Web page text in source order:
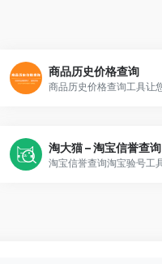
商品历史价格查询
淘大猫 – 淘宝信誉查询